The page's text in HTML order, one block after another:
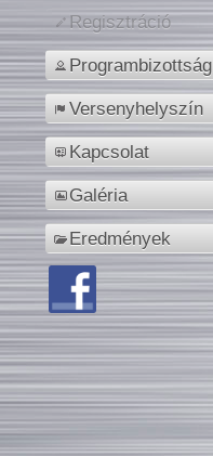
Regisztráció
Programbizottság
Versenyhelyszín
Kapcsolat
Galéria
Eredmények